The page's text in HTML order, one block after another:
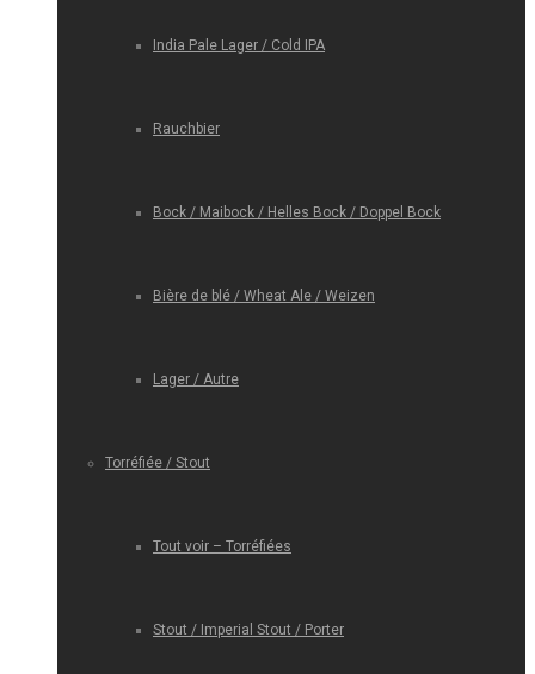
India Pale Lager / Cold IPA
Rauchbier
Bock / Maibock / Helles Bock / Doppel Bock
Bière de blé / Wheat Ale / Weizen
Lager / Autre
Torréfiée / Stout
Tout voir – Torréfiées
Stout / Imperial Stout / Porter